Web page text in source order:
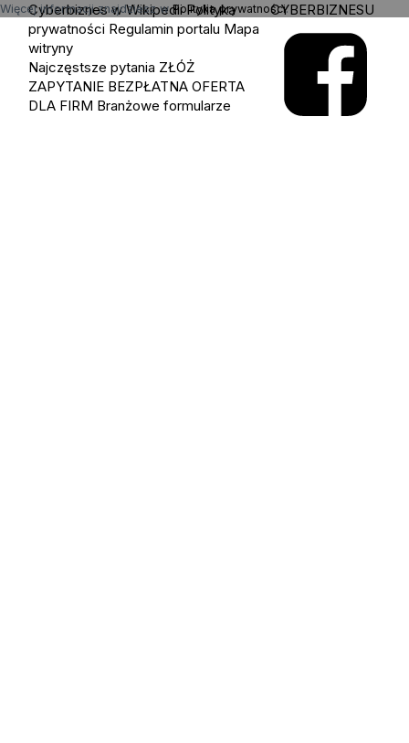
Więcej informacji znajdziesz wPolityka prywatności.
Cyberbiznes w Wikipedii Polityka
prywatności Regulamin portalu Mapa
witryny
Najczęstsze pytania ZŁÓŻ
ZAPYTANIE BEZPŁATNA OFERTA
DLA FIRM Branżowe formularze
CYBERBIZNESU